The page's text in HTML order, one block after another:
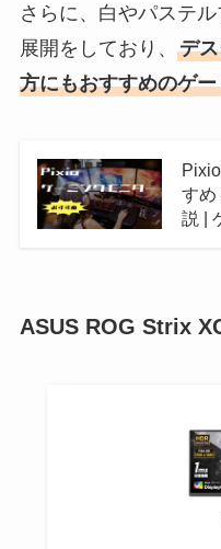
さらに、白やパステ
展開をしており、 デ
方にもおすすめのゲ
すめ
説 |
ASUS ROG Strix